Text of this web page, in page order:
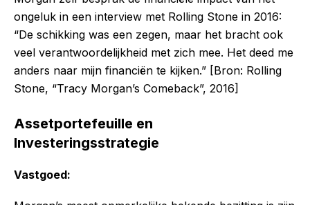
ongeluk in een interview met Rolling Stone in 2016:
“De schikking was een zegen, maar het bracht ook
veel verantwoordelijkheid met zich mee. Het deed me
anders naar mijn financiën te kijken.” [Bron: Rolling
Stone, “Tracy Morgan’s Comeback”, 2016]
Assetportefeuille en
Investeringsstrategie
Vastgoed: